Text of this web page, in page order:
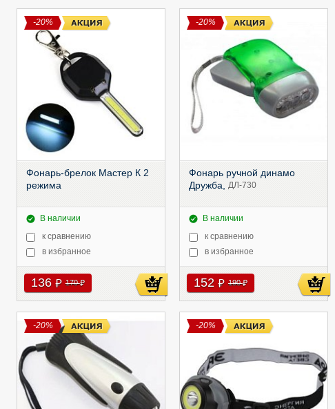
-20%
Фонарь-брелок Мастер К 2
режима
В наличии
к сравнению
в избранное
136 руб 170руб
-20%
Фонарь ручной динамо
Дружба, ДЛ-730
В наличии
к сравнению
в избранное
152 руб 190руб
-20% -20%